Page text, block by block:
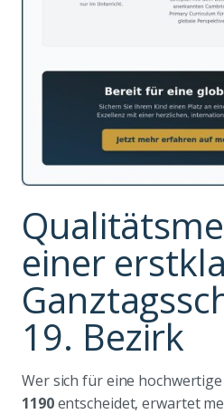
einer
19. Bezirk
Wer sich für eine hochwertige
1190entscheidet, erwartet